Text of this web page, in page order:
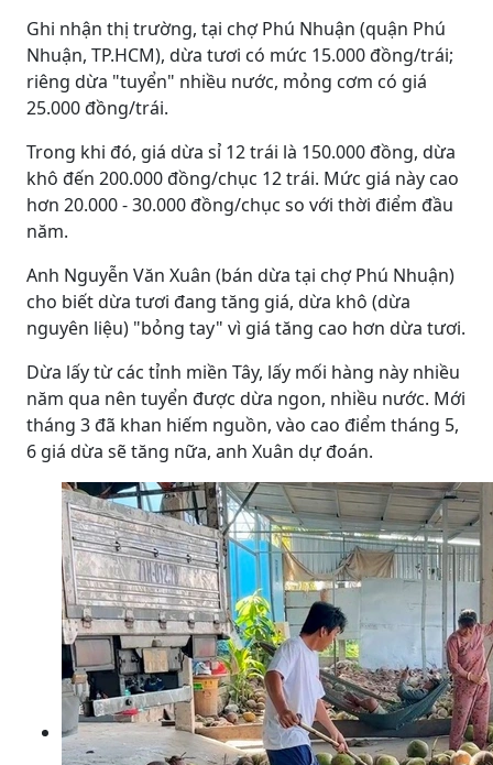
Ghi nhận thị trường, tại chợ Phú Nhuận (quận Phú
Nhuận, TP.HCM), dừa tươi có mức 15.000 đồng/trái;
riêng dừa "tuyển" nhiều nước, mỏng cơm có giá
25.000 đồng/trái.
Trong khi đó, giá dừa sỉ 12 trái là 150.000 đồng, dừa
khô đến 200.000 đồng/chục 12 trái. Mức giá này cao
hơn 20.000 - 30.000 đồng/chục so với thời điểm đầu
năm.
Anh Nguyễn Văn Xuân (bán dừa tại chợ Phú Nhuận)
cho biết dừa tươi đang tăng giá, dừa khô (dừa
nguyên liệu) "bỏng tay" vì giá tăng cao hơn dừa tươi.
Dừa lấy từ các tỉnh miền Tây, lấy mối hàng này nhiều
năm qua nên tuyển được dừa ngon, nhiều nước. Mới
tháng 3 đã khan hiếm nguồn, vào cao điểm tháng 5,
6 giá dừa sẽ tăng nữa, anh Xuân dự đoán.